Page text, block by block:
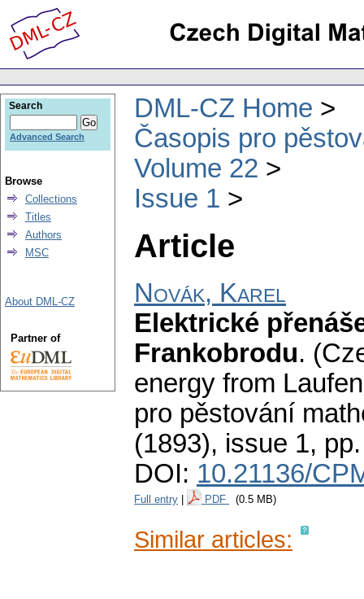
DML-CZ Home
Časopis pro
Volume 22
Issue 1
Article
Novák, Karel
Elektrické
Frankobrodu.
energy from
pro pěstování
(1893), issue 1,
DOI: 10.21136/
Full entry PDF (0.5 MB)
Similar articles:
Search
Advanced Search
Browse
Collections
Titles
Authors
MSC
About DML-CZ
Partner of